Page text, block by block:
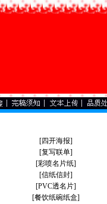
[四开海报]
[复写联单]
[彩喷名片纸]
[信纸信封]
[PVC透名片]
[餐饮纸碗纸盒]